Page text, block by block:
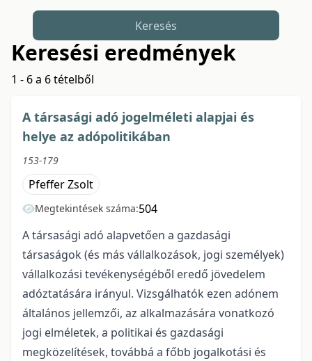
Keresés
Keresési eredmények
1 - 6 a 6 tételből
A társasági adó jogelméleti alapjai és
helye az adópolitikában
153-179
Pfeffer Zsolt
Megtekintések száma:504
A társasági adó alapvetően a gazdasági
társaságok (és más vállalkozások, jogi személyek)
vállalkozási tevékenységéből eredő jövedelem
adóztatására irányul. Vizsgálhatók ezen adónem
általános jellemzői, az alkalmazására vonatkozó
jogi elméletek, a politikai és gazdasági
megközelítések, továbbá a főbb jogalkotási és